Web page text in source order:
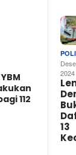
112
2024
13